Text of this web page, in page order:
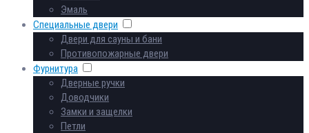
Эмаль
Специальные двери
Двери для сауны и бани
Противопожарные двери
Фурнитура
Дверные ручки
Доводчики
Замки и защелки
Петли